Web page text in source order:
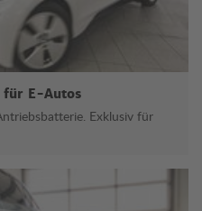
für E-Autos
Exklusiv für